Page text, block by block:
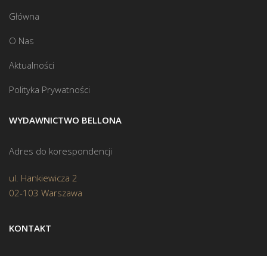
Główna
O Nas
Aktualności
Polityka Prywatności
WYDAWNICTWO BELLONA
Adres do korespondencji
ul. Hankiewicza 2
02-103 Warszawa
KONTAKT